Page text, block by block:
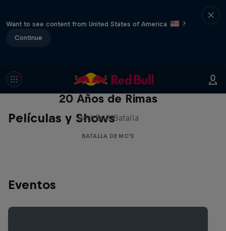
Want to see content from United States of America
?
Continue
Películas y Shows
Red Bull Batalla Nueva Historia:
20 Años de Rimas
Red Bull Batalla
BATALLA DE MC'S
Eventos